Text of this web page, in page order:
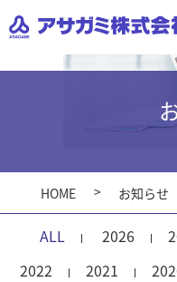
HOME お知らせ
ALL 2026
2022
2021